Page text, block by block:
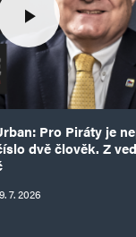
Pro Piráty je
dvě člověk. Z
7. 2026